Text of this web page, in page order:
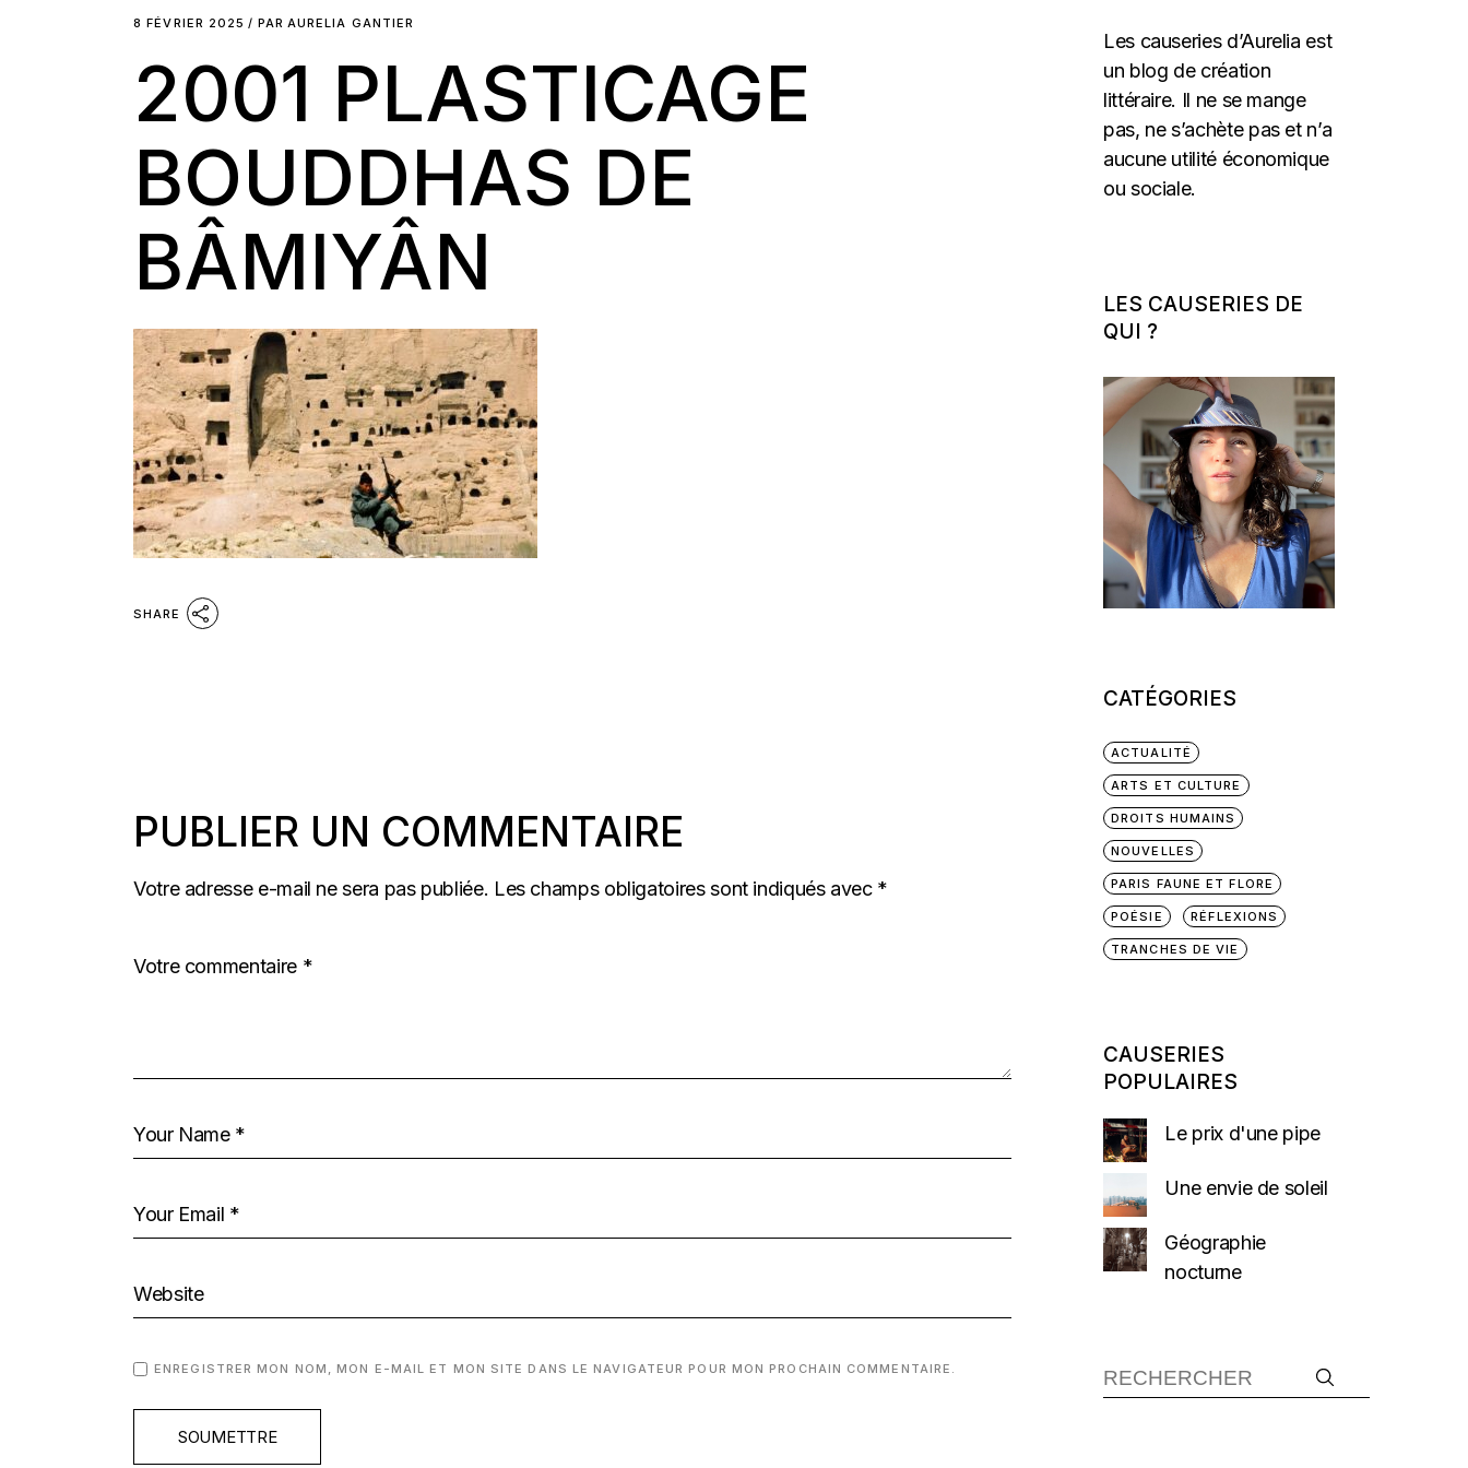
8 FÉVRIER 2025 PAR AURELIA GANTIER
2001 PLASTICAGE
BOUDDHAS DE
BÂMIYÂN
SHARE
PUBLIER UN COMMENTAIRE
Votre adresse e-mail ne sera pas publiée. Les champs obligatoires sont indiqués avec *
ENREGISTRER MON NOM, MON E-MAIL ET MON SITE DANS LE NAVIGATEUR POUR MON PROCHAIN COMMENTAIRE.
SOUMETTRE
Les causeries d’Aurelia est
un blog de création
littéraire. Il ne se mange
pas, ne s’achète pas et n’a
aucune utilité économique
ou sociale.
LES CAUSERIES DE
QUI ?
CATÉGORIES
ACTUALITÉ
ARTS ET CULTURE
DROITS HUMAINS
NOUVELLES
PARIS FAUNE ET FLORE
POÉSIE RÉFLEXIONS
TRANCHES DE VIE
CAUSERIES
POPULAIRES
Le prix d'une pipe
Une envie de soleil
Géographie
nocturne
Recherche :